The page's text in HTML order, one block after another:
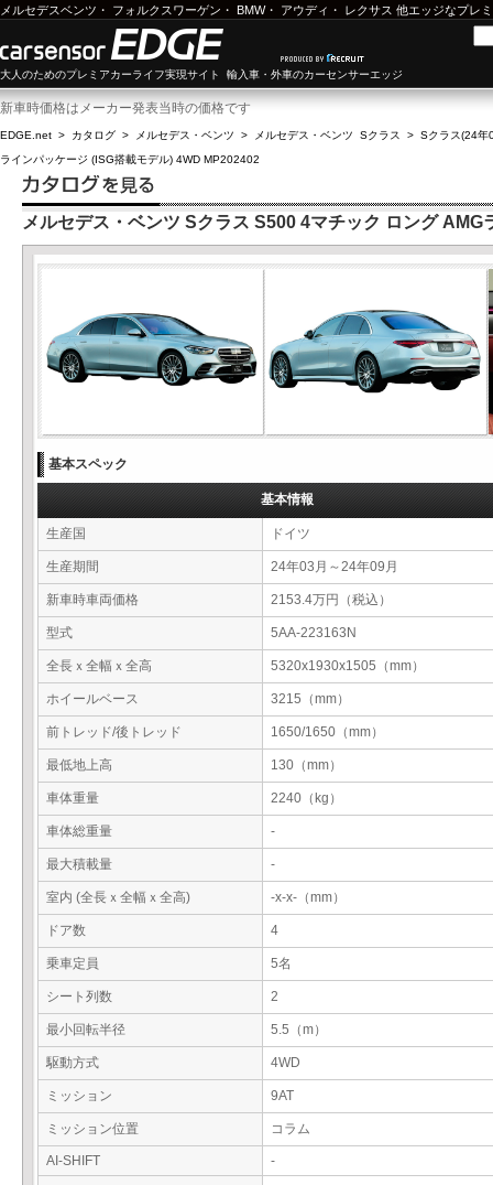
メルセデスベンツ ・ フォルクスワーゲン ・ BMW・ アウディ ・ レクサス 他エッジなプレ
大人のためのプレミアカーライフ実現サイト 輸入車・外車のカーセンサーエッジ
新車時価格はメーカー発表当時の価格です
EDGE.net > カタログ > メルセデス・ベンツ > メルセデス・ベンツ Sクラス > Sクラス(24年
ラインパッケージ (ISG搭載モデル) 4WD MP202402
メルセデス・ベンツ Sクラス S500 4マチック ロング
基本スペック
基本情報
生産国 ドイツ
生産期間 24年03月～24年09月
新車時車両価格 2153.4万円（税込）
型式 5AA-223163N
全長ｘ全幅ｘ全高 5320x1930x1505（mm）
ホイールベース 3215（mm）
前トレッド/後トレッド 1650/1650（mm）
最低地上高 130（mm）
車体重量 2240（kg）
車体総重量 -
最大積載量 -
室内 (全長ｘ全幅ｘ全高) -x-x-（mm）
ドア数 4
乗車定員 5名
シート列数 2
最小回転半径 5.5（m）
駆動方式 4WD
ミッション 9AT
ミッション位置 コラム
AI-SHIFT
-